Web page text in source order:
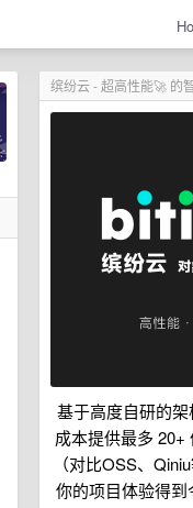
缤纷云 - 超高性能🚀 的
基于高度自研的
成本提供最多 20+
（对比OSS、
你的项目体验得到